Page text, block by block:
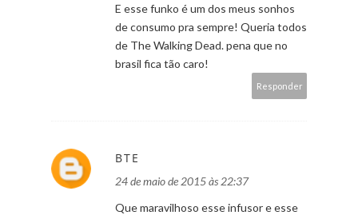
E esse funko é um dos meus sonhos
de consumo pra sempre! Queria todos
de The Walking Dead. pena que no
brasil fica tão caro!
Responder
BTE
24 de maio de 2015 às 22:37
Que maravilhoso esse infusor e esse